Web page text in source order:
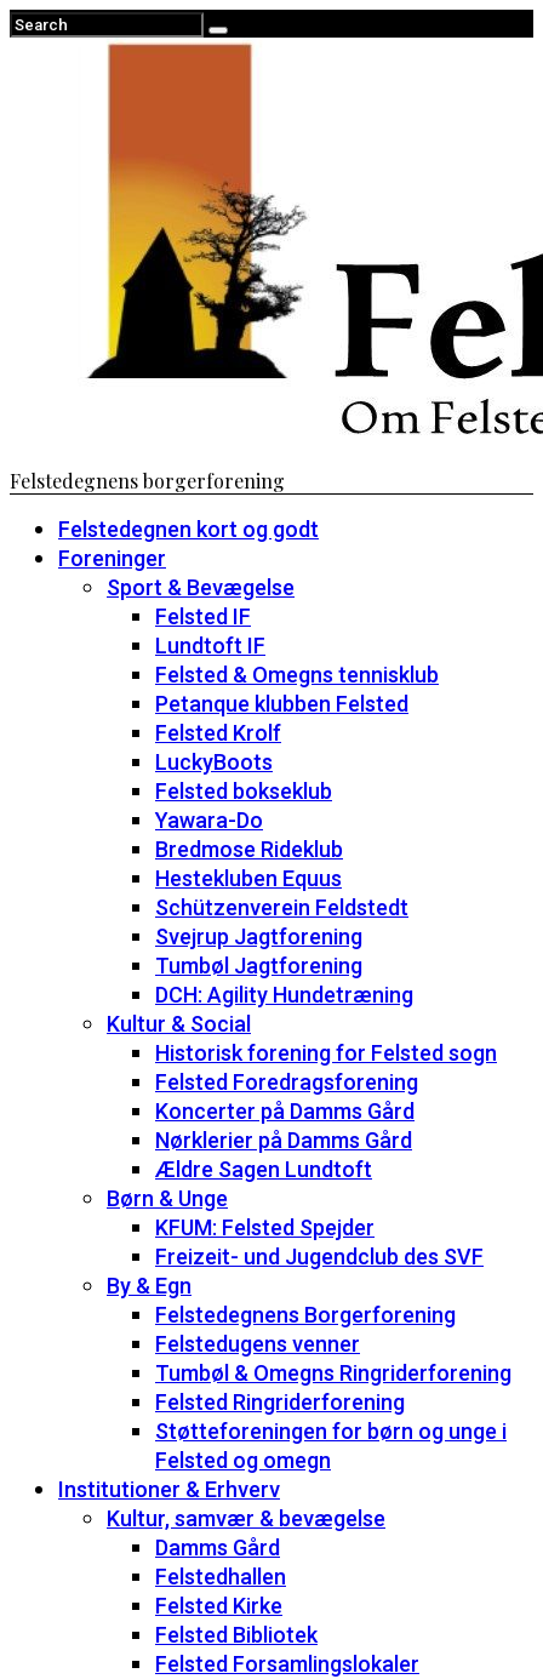
Felstedegnens borgerforening
Felstedegnen kort og godt
Foreninger
Sport & Bevægelse
Felsted IF
Lundtoft IF
Felsted & Omegns tennisklub
Petanque klubben Felsted
Felsted Krolf
LuckyBoots
Felsted bokseklub
Yawara-Do
Bredmose Rideklub
Hestekluben Equus
Schützenverein Feldstedt
Svejrup Jagtforening
Tumbøl Jagtforening
DCH: Agility Hundetræning
Kultur & Social
Historisk forening for Felsted sogn
Felsted Foredragsforening
Koncerter på Damms Gård
Nørklerier på Damms Gård
Ældre Sagen Lundtoft
Børn & Unge
KFUM: Felsted Spejder
Freizeit- und Jugendclub des SVF
By & Egn
Felstedegnens Borgerforening
Felstedugens venner
Tumbøl & Omegns Ringriderforening
Felsted Ringriderforening
Støtteforeningen for børn og unge i
Felsted og omegn
Institutioner & Erhverv
Kultur, samvær & bevægelse
Damms Gård
Felstedhallen
Felsted Kirke
Felsted Bibliotek
Felsted Forsamlingslokaler